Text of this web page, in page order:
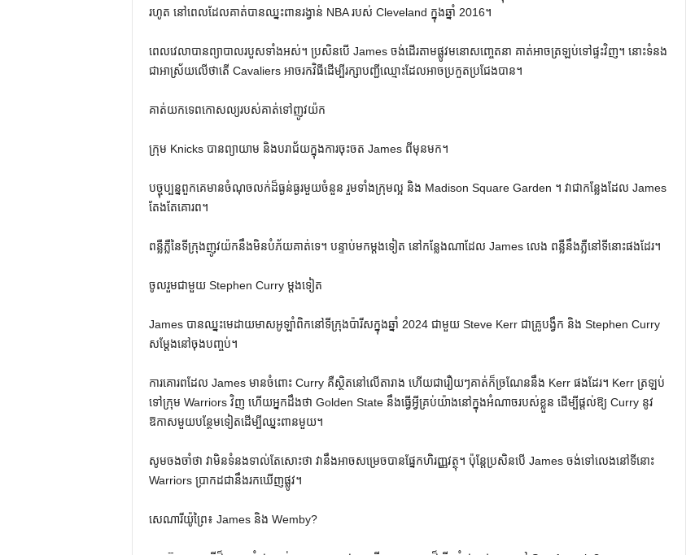
រហូត នៅពេលដែលគាត់បានឈ្នះពានរង្វាន់ NBA របស់ Cleveland ក្នុងឆ្នាំ 2016។
ពេលវេលាបានព្យាបាលរបួសទាំងអស់។ ប្រសិនបើ James ចង់ដើរតាមផ្លូវមនោសញ្ចេតនា គាត់អាចត្រឡប់ទៅផ្ទះវិញ។ នោះទំនង
ជាអាស្រ័យលើថាតើ Cavaliers អាចរកវិធីដើម្បីរក្សាបញ្ជីឈ្មោះដែលអាចប្រកួតប្រជែងបាន។
គាត់យកទេពកោសល្យរបស់គាត់ទៅញូវយ៉ក
ក្រុម Knicks បានព្យាយាម និងបរាជ័យក្នុងការចុះចត James ពីមុនមក។
បច្ចុប្បន្នពួកគេមានចំណុចលក់ដ៏ធ្ងន់ធ្ងរមួយចំនួន រួមទាំងក្រុមល្អ និង Madison Square Garden ។ វាជាកន្លែងដែល James
តែងតែគោរព។
ពន្លឺភ្លឺនៃទីក្រុងញូវយ៉កនឹងមិនបំភ័យគាត់ទេ។ បន្ទាប់មកម្តងទៀត នៅកន្លែងណាដែល James លេង ពន្លឺនឹងភ្លឺនៅទីនោះផងដែរ។
ចូលរួមជាមួយ Stephen Curry ម្តងទៀត
James បានឈ្នះមេដាយមាសអូឡាំពិកនៅទីក្រុងប៉ារីសក្នុងឆ្នាំ 2024 ជាមួយ Steve Kerr ជាគ្រូបង្វឹក និង Stephen Curry
សម្តែងនៅចុងបញ្ចប់។
ការគោរពដែល James មានចំពោះ Curry គឺស្ថិតនៅលើតារាង ហើយជារឿយៗគាត់ក៏ច្រណែននឹង Kerr ផងដែរ។ Kerr ត្រឡប់
ទៅក្រុម Warriors វិញ ហើយអ្នកដឹងថា Golden State នឹងធ្វើអ្វីគ្រប់យ៉ាងនៅក្នុងអំណាចរបស់ខ្លួន ដើម្បីផ្តល់ឱ្យ Curry នូវ
ឱកាសមួយបន្ថែមទៀតដើម្បីឈ្នះពានមួយ។
សូមចងចាំថា វាមិនទំនងទាល់តែសោះថា វានឹងអាចសម្រេចបានផ្នែកហិរញ្ញវត្ថុ។ ប៉ុន្តែ​ប្រសិន​បើ James ចង់​ទៅ​លេង​នៅ​ទីនោះ
Warriors ប្រាកដ​ជា​នឹង​រក​ឃើញ​ផ្លូវ។
សេណារីយ៉ូព្រៃ៖ James និង Wemby?